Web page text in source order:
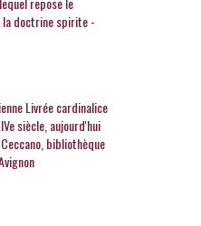
doctrine spirite -
Livrée cardinalice
siècle, aujourd'hui
bibliothèque